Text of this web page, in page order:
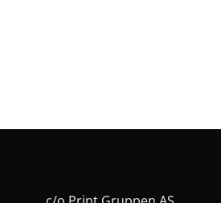
produktsiden